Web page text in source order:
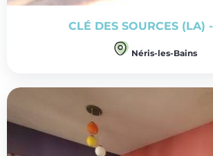
CLÉ DES SOURCES (LA)
Néris-les-Bains